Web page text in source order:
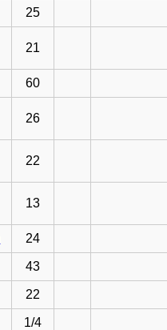
25
21
60
26
22
13
24
43
22
1/4